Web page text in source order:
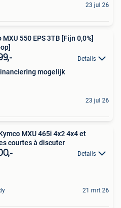
23 jul 26
MXU 550 EPS 3TB [Fijn 0,0%]
Details
mogelijk
23 jul 26
MXU 465i 4x2 4x4 et
courtes à discuter
Details
21 mrt 26